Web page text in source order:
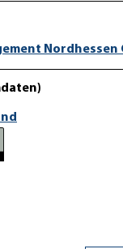
Nordhessen